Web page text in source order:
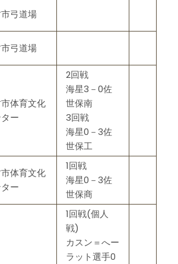
弓道場
弓道場
体育文化
ー
2回戦
海星3－0佐
世保南
3回戦
海星0－3佐
世保工
体育文化
ー
1回戦
海星0－3佐
世保商
1回戦(個人
戦)
カスン＝へー
ラット選手0